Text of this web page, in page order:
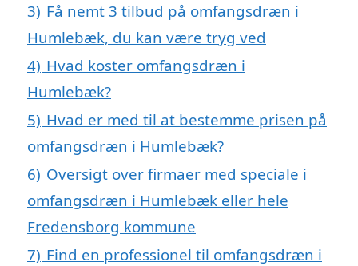
3) Få nemt 3 tilbud på omfangsdræn i
Humlebæk, du kan være tryg ved
4) Hvad koster omfangsdræn i
Humlebæk?
5) Hvad er med til at bestemme prisen på
omfangsdræn i Humlebæk?
6) Oversigt over firmaer med speciale i
omfangsdræn i Humlebæk eller hele
Fredensborg kommune
7) Find en professionel til omfangsdræn i